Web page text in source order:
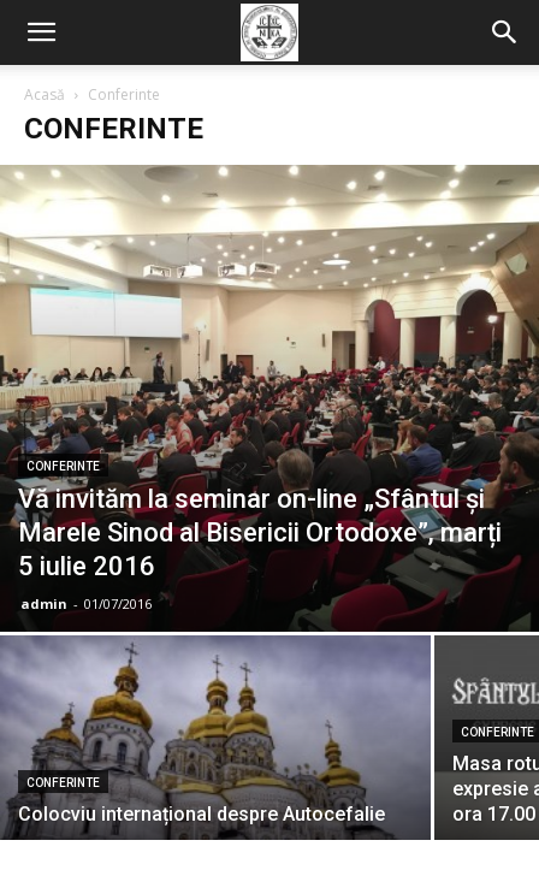
Acasă Conferinte
CONFERINTE
CONFERINTE
Vă invităm la seminar on-line „Sfântul și
Marele Sinod al Bisericii Ortodoxe”, marți
5 iulie 2016
admin - 01/07/2016
CONFERINTE
Colocviu internațional despre Autocefalie
CONFERINTE
Masa
expresie
ora 17.00